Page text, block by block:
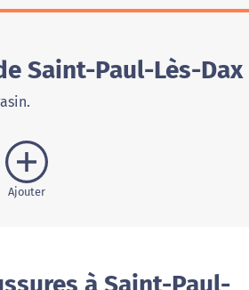
Saint-Paul-Lès-Dax
Ajouter